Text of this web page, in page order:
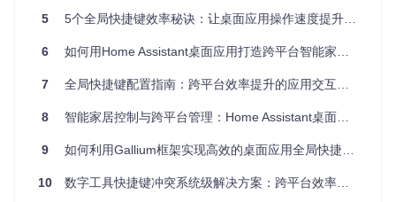
实现跨平台兼容的三个关键步骤
选择合适的修饰键组合：优先使用ModifierCmdOrCtrl
为Ctrl（Windows/Linux）或Cmd（macOS）
解析快捷键字符串：使用框架提供的解析函数将字符串格
// 跨平台快捷键解析示例
keys, err := globalshortcut.Parse( "cmdctrl+shift+s"
5 5个全局快捷键效率秘诀：让桌面应用操作速度提升30%
6 如何用Home Assistant桌面应用打造跨平台智能家居控制中心
7 全局快捷键配置指南：跨平台效率提升的应用交互优化方案
8 智能家居控制与跨平台管理：Home Assistant桌面应用全解析
9 如何利用Gallium框架实现高效的桌面应用全局快捷键？
10 数字工具快捷键冲突系统级解决方案：跨平台效率提升指南